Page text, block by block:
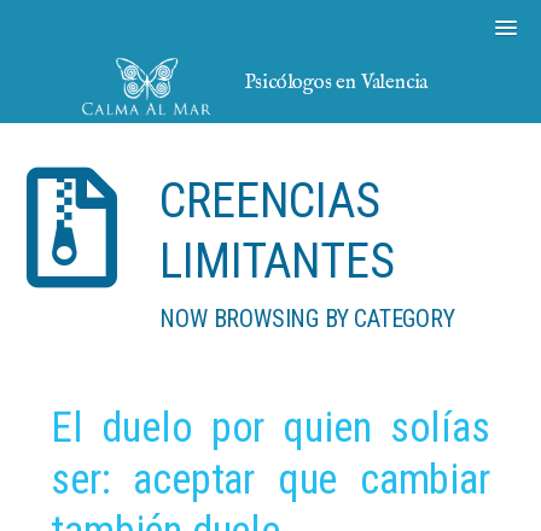
Psicólogos en Valencia
CREENCIAS
LIMITANTES
NOW BROWSING BY CATEGORY
El duelo por quien solías
ser: aceptar que cambiar